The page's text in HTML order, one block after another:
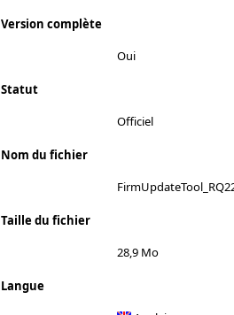
Version complète
Oui
Statut
Officiel
Nom du fichier
Taille du fichier
28,9 Mo
Langue